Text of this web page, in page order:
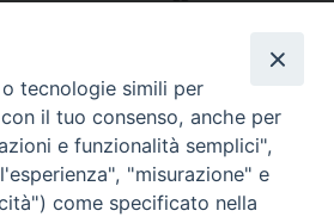
spettanti al personale di cui agli
o sospesi, in relazione alle varie
previste dalla presente legge, secondo
della Forza armata a cui carico è
economico.
tecnologie simili per
il tuo consenso, anche per
e funzionalità semplici",
"misurazione" e
come specificato nella